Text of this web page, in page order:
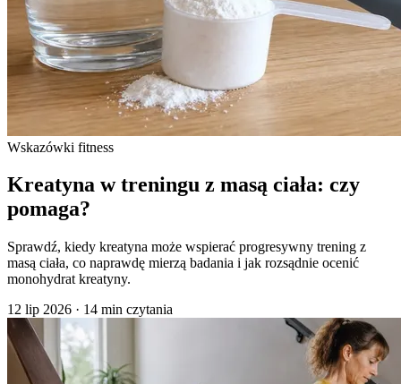
Wskazówki fitness
Kreatyna w treningu z masą ciała: czy
pomaga?
Sprawdź, kiedy kreatyna może wspierać progresywny trening z
masą ciała, co naprawdę mierzą badania i jak rozsądnie ocenić
monohydrat kreatyny.
12 lip 2026 · 14 min czytania